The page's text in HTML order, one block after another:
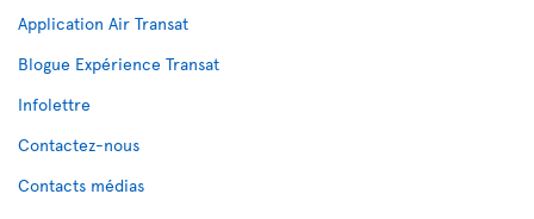
Application Air Transat
Blogue Expérience Transat
Infolettre
Contactez-nous
Contacts médias